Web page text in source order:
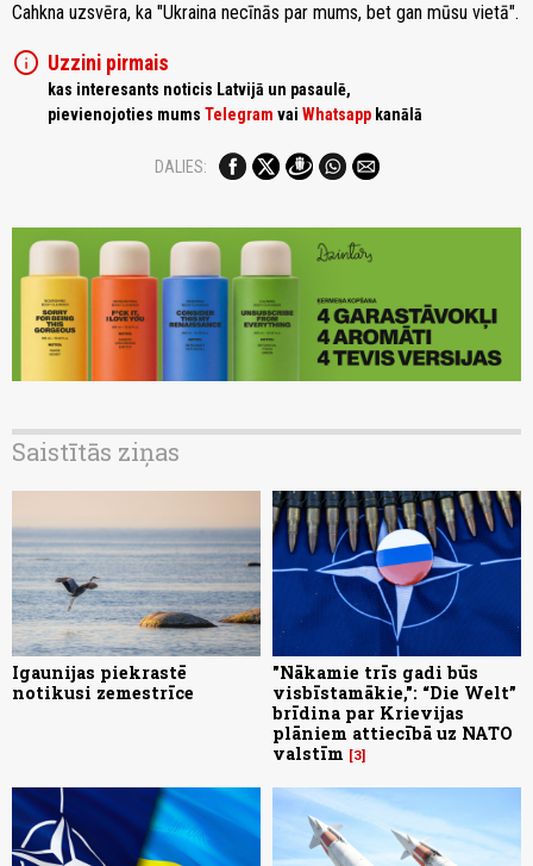
Cahkna uzsvēra, ka "Ukraina necīnās par mums, bet gan mūsu vietā".
info Uzzini pirmais
kas interesants noticis Latvijā un pasaulē,
pievienojoties mums Telegram vai Whatsapp kanālā
DALIES:
Saistītās ziņas
Igaunijas piekrastē
notikusi zemestrīce
"Nākamie trīs gadi būs
visbīstamākie,": “Die Welt”
brīdina par Krievijas
plāniem attiecībā uz NATO
valstīm
3